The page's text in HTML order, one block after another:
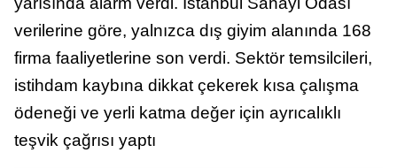
verilerine göre, yalnızca dış giyim alanında 168
firma faaliyetlerine son verdi. Sektör temsilcileri,
istihdam kaybına dikkat çekerek kısa çalışma
ödeneği ve yerli katma değer için ayrıcalıklı
teşvik çağrısı yaptı